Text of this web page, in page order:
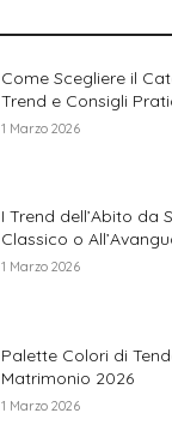
Come Scegliere il
Trend e Consigli
1 Marzo 2026
I Trend dell’Abito da
Classico o
1 Marzo 2026
Palette Colori di
Matrimonio 2026
1 Marzo 2026